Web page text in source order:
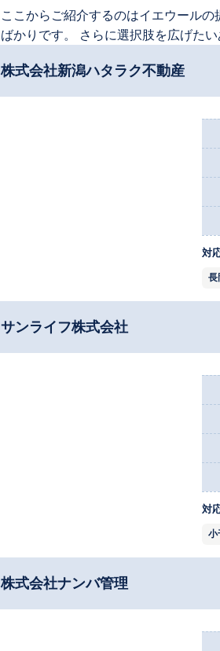
ここからご紹介するのはイエウール
ばかりです。 さらに選択肢を広げた
株式会社新潟ハタラク不動産
対
長
サンライフ株式会社
対
小
株式会社ナンバ管理